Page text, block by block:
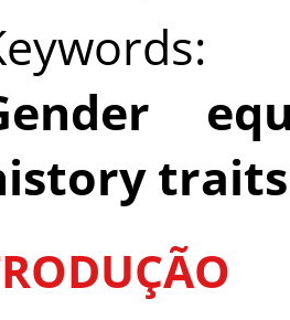
traits